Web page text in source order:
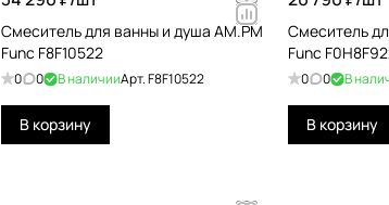
Смеситель для ванны и душа AM.PM
Func F8F10522
0 0 В наличииАрт.F8F10522
В корзину
Смеситель
Func
0 0 В
В корзину